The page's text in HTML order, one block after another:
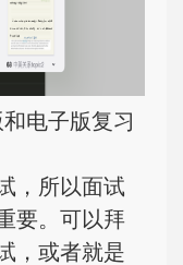
电子版复习
，所以面试
要。可以拜
，或者就是